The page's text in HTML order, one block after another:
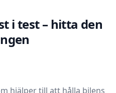
i test – hitta den
hjälper till att hålla bilens